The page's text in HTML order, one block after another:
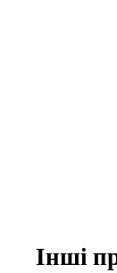
Інші